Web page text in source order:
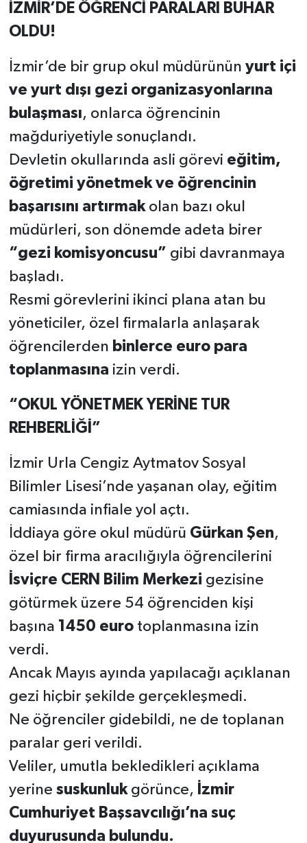
İZMİR’DE ÖĞRENCİ PARALARI BUHAR
OLDU!
İzmir’de bir grup okul müdürünün yurt içi
ve yurt dışı gezi organizasyonlarına
bulaşması, onlarca öğrencinin
mağduriyetiyle sonuçlandı.
Devletin okullarında asli görevi eğitim,
öğretimi yönetmek ve öğrencinin
başarısını artırmakolan bazı okul
müdürleri, son dönemde adeta birer
“gezi komisyoncusu” gibi davranmaya
başladı.
Resmi görevlerini ikinci plana atan bu
yöneticiler, özel firmalarla anlaşarak
öğrencilerden binlerce euro para
toplanmasına izin verdi.
“OKUL YÖNETMEK YERİNE TUR
REHBERLİĞİ”
İzmir Urla Cengiz Aytmatov Sosyal
Bilimler Lisesi’nde yaşanan olay, eğitim
camiasında infiale yol açtı.
İddiaya göre okul müdürü Gürkan Şen,
özel bir firma aracılığıyla öğrencilerini
İsviçre CERN Bilim Merkezi gezisine
götürmek üzere 54 öğrenciden kişi
başına 1450 eurotoplanmasına izin
verdi.
Ancak Mayıs ayında yapılacağı açıklanan
gezi hiçbir şekilde gerçekleşmedi.
Ne öğrenciler gidebildi, ne de toplanan
paralar geri verildi.
Veliler, umutla bekledikleri açıklama
yerine suskunlukgörünce,
İzmir
Cumhuriyet Başsavcılığı’na suç
duyurusunda bulundu.